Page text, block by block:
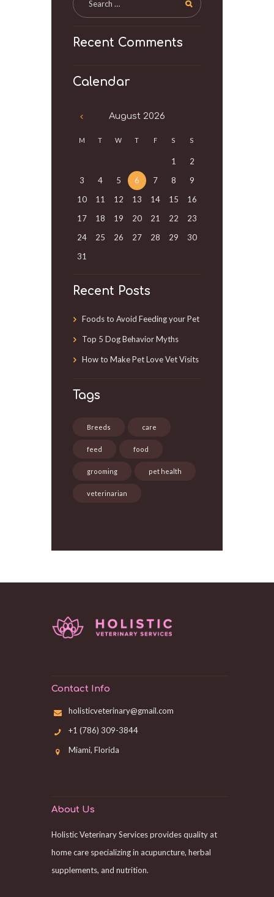
Recent Comments
Calendar
August 2026
M T W T F S S
1
2
3
4 5 6 7 8
9
10
11 12 13 14 15
16
17
18 19 20 21 22
23
24
25 26 27 28 29
30
31
Recent Posts
Foods to Avoid Feeding your Pet
Top 5 Dog Behavior Myths
How to Make Pet Love Vet Visits
Tags
Breeds care
feed food
grooming pet health
veterinarian
Contact Info
holisticveterinary@gmail.com
+1 (786) 309-3844
Miami, Florida
About Us
Holistic Veterinary Services provides quality at
home care specializing in acupuncture, herbal
supplements, and nutrition.